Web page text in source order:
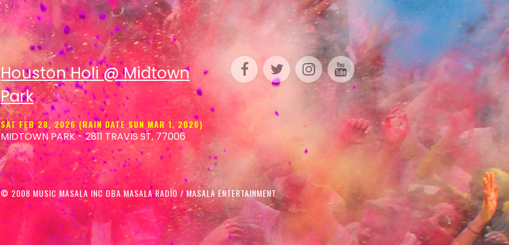
Houston Holi @ Midtown
Park
SAT FEB 28, 2026 (RAIN DATE SUN MAR 1, 2026)
MIDTOWN PARK - 2811 TRAVIS ST, 77006
© 2008 MUSIC MASALA INC DBA MASALA RADIO / MASALA ENTERTAINMENT